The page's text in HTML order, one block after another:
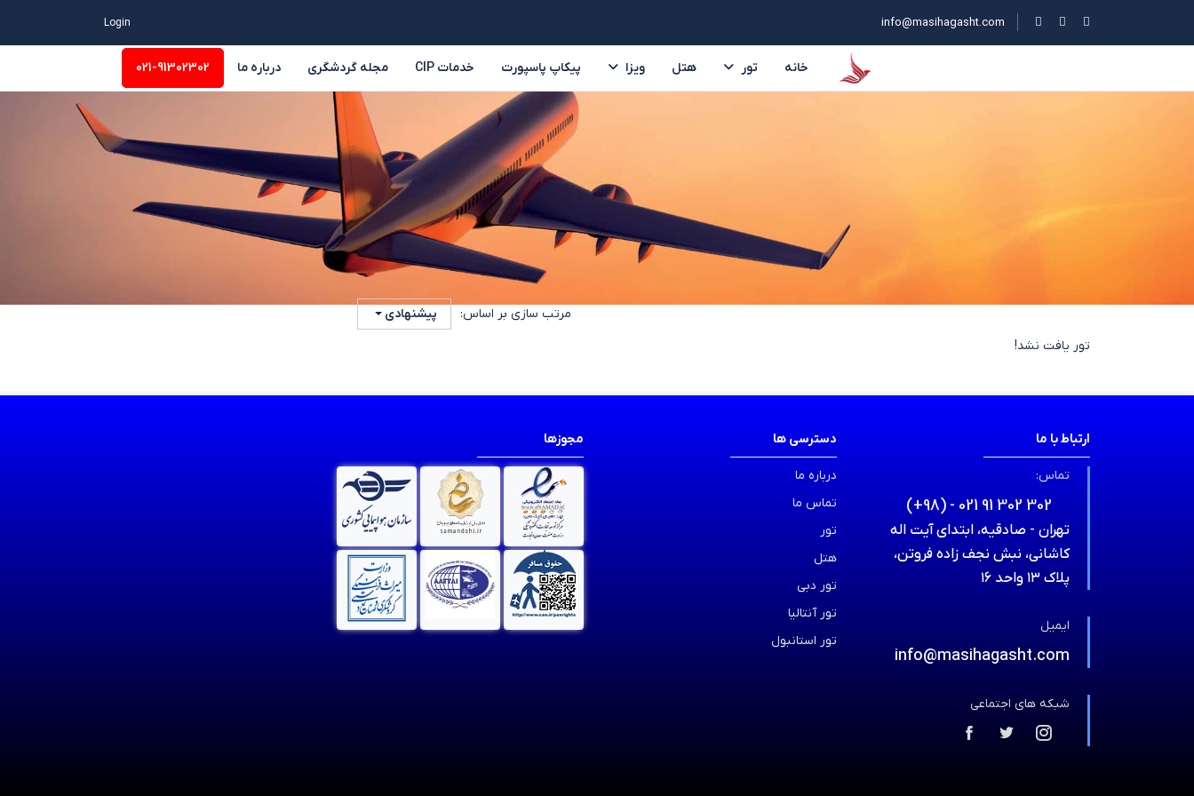
info@masihagasht.com
Login
خانه تور
تایلند سریلانکا روسیه
هتل ویزا پیکاپ پاسپورت خدمات CIP مجله گردشگری درباره ما 021-91302302
مرتب سازی بر اساس:
پیشنهادی
تور یافت نشد!
ارتباط با ما
تماس:
(+98) - 021 91 302 302
تهران - صادقیه، ابتدای آیت اله
کاشانی، نبش نجف زاده فروتن،
پلاک ۱۳ واحد ۱۶
ایمیل
info@masihagasht.com
شبکه های اجتماعی
دسترسی ها
درباره ما
تماس ما
تور
هتل
تور دبی
تور آنتالیا
تور استانبول
مجوزها